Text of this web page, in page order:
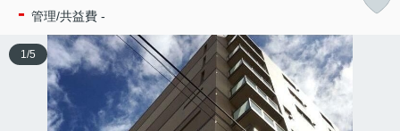
- 管理/共益費 -
1/5